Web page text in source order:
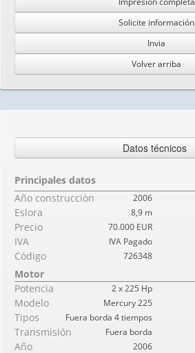
Solicite información
Invia
Volver arriba
Datos técnicos
Principales datos
Año construcciòn
2006
Eslora 8,9 m
Precio 70.000 EUR
IVA IVA Pagado
Código 726348
Motor
Potencia
2 x 225 Hp
Modelo Mercury 225
Tipos Fuera borda 4 tiempos
Transmisión Fuera borda
Año 2006